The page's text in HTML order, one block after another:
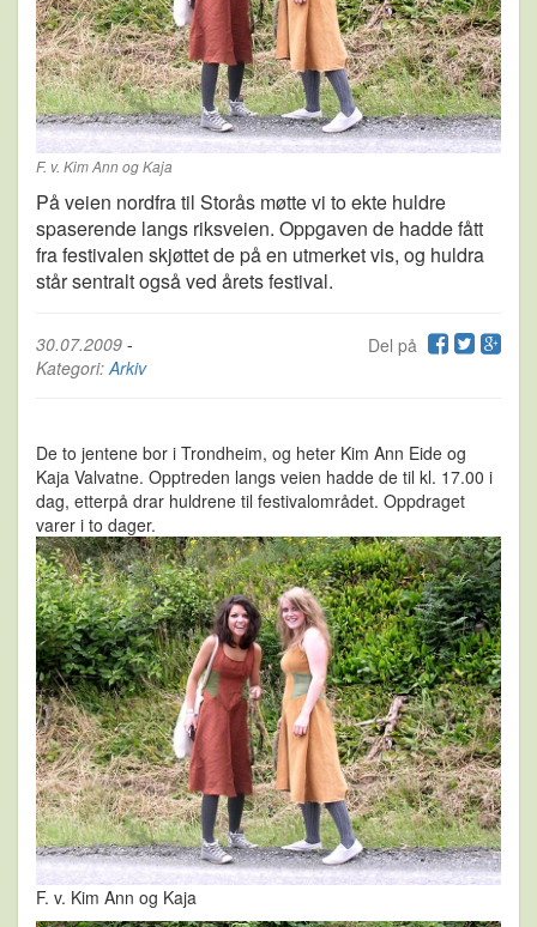
F. v. Kim Ann og Kaja
På veien nordfra til Storås møtte vi to ekte huldre
spaserende langs riksveien. Oppgaven de hadde fått
fra festivalen skjøttet de på en utmerket vis, og huldra
står sentralt også ved årets festival.
Del på
30.07.2009 -
Kategori: Arkiv
De to jentene bor i Trondheim, og heter Kim Ann Eide og
Kaja Valvatne. Opptreden langs veien hadde de til kl. 17.00 i
dag, etterpå drar huldrene til festivalområdet. Oppdraget
varer i to dager.
F. v. Kim Ann og Kaja